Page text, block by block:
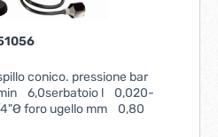
Valex 1551056
conico. pressione bar
6,0serbatoio l 0,020-
foro ugello mm 0,80